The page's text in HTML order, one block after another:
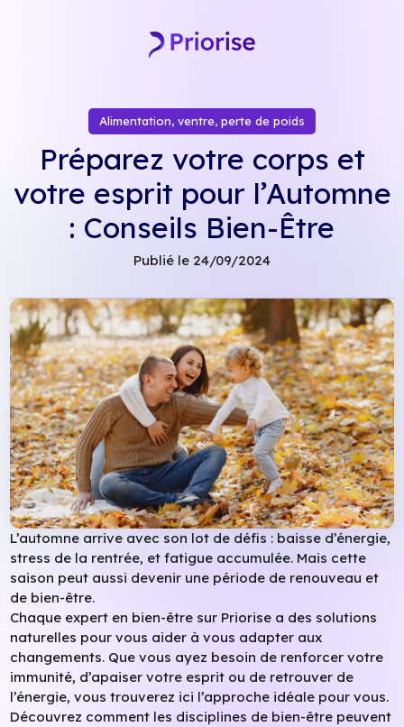
Alimentation, ventre, perte de poids
Préparez votre corps et
votre esprit pour l’Automne
: Conseils Bien-Être
Publié le 24/09/2024
L’automne arrive avec son lot de défis : baisse d’énergie,
stress de la rentrée, et fatigue accumulée. Mais cette
saison peut aussi devenir une période de renouveau et
de bien-être.
Chaque expert en bien-être sur Priorise a des solutions
naturelles pour vous aider à vous adapter aux
changements. Que vous ayez besoin de renforcer votre
immunité, d’apaiser votre esprit ou de retrouver de
l’énergie, vous trouverez ici l’approche idéale pour vous.
Découvrez comment les disciplines de bien-être peuvent